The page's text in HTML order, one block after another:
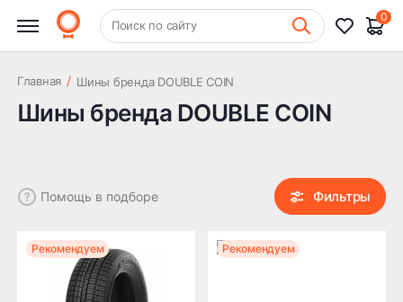
+7 (831) 261-35-35 Шиномонтаж
Поиск по сайту
0
Главная / Шины бренда DOUBLE COIN
Шины бренда DOUBLE COIN
Помощь в подборе Фильтры
Очистить Фильтры
Сезон
Зима
Рекомендуем Рекомендуем